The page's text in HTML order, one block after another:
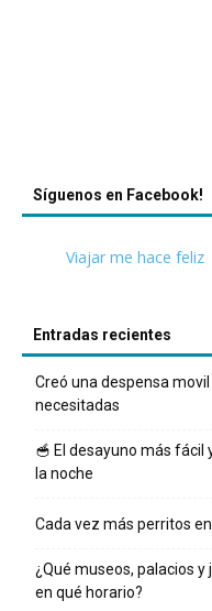
Síguenos en Facebook!
Viajar me hace feliz
Entradas recientes
Creó una despensa
necesitadas
🥣 El desayuno más fácil
la noche
Cada vez más perritos
¿Qué museos, palacios
en qué horario?